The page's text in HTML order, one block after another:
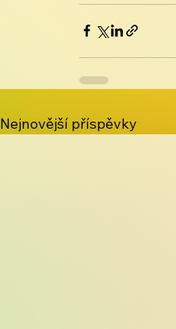
Nejnovější příspěvky